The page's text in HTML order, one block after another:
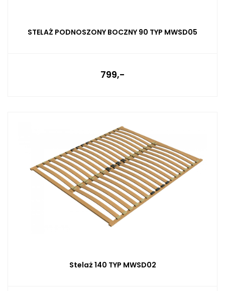
STELAŻ PODNOSZONY BOCZNY 90 TYP MWSD05
799,-
Stelaż 140 TYP MWSD02